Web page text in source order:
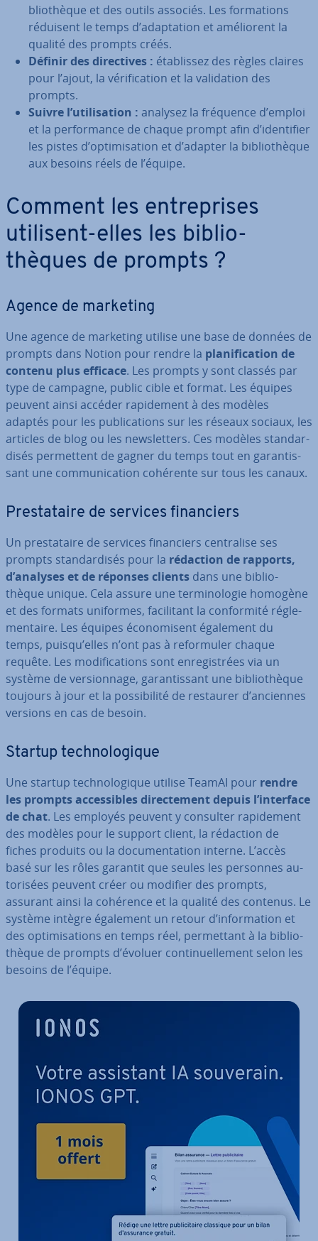
blio­thèque et des outils associés. Les for­ma­tions
réduisent le temps d’adap­ta­tion et amé­lio­rent la
qualité des prompts créés.
Définir des di­rec­tives : éta­blis­sez des règles claires
pour l’ajout, la vé­ri­fi­ca­tion et la va­li­da­tion des
prompts.
Suivre l’uti­li­sa­tion : analysez la fréquence d’emploi
et la per­for­mance de chaque prompt afin d’iden­ti­fier
les pistes d’op­ti­mi­sa­tion et d’adapter la bi­blio­thèque
aux besoins réels de l’équipe.
Comment les en­tre­prises
utilisent-elles les bi­blio­
thèques de prompts ?
Agence de marketing
Une agence de marketing utilise une base de données de
prompts dans Notion pour rendre la pla­ni­fi­ca­tion de
contenu plus efficace. Les prompts y sont classés par
type de campagne, public cible et format. Les équipes
peuvent ainsi accéder ra­pi­de­ment à des modèles
adaptés pour les pu­bli­ca­tions sur les réseaux sociaux, les
articles de blog ou les news­let­ters. Ces modèles stan­dar­
di­sés per­met­tent de gagner du temps tout en ga­ran­tis­
sant une com­mu­ni­ca­tion cohérente sur tous les canaux.
Pres­ta­taire de services fi­nan­ciers
Un pres­ta­taire de services fi­nan­ciers cen­tra­lise ses
prompts stan­dar­di­sés pour la rédaction de rapports,
d’analyses et de réponses clients dans une bi­blio­
thèque unique. Cela assure une ter­mi­no­lo­gie homogène
et des formats uniformes, fa­ci­li­tant la con­for­mité ré­gle­
men­taire. Les équipes éco­no­mi­sent également du
temps, puisqu’elles n’ont pas à re­for­mu­ler chaque
requête. Les mo­di­fi­ca­tions sont en­re­gis­trées via un
système de ver­sion­nage, ga­ran­tis­sant une bi­blio­thèque
toujours à jour et la pos­si­bi­lité de restaurer d’anciennes
versions en cas de besoin.
Startup tech­no­lo­gique
Une startup tech­no­lo­gique utilise TeamAI pour rendre
les prompts ac­ces­sibles di­rec­te­ment depuis l’interface
de chat. Les employés peuvent y consulter ra­pi­de­ment
des modèles pour le support client, la rédaction de
fiches produits ou la do­cu­men­ta­tion interne. L’accès
basé sur les rôles garantit que seules les personnes au­
to­ri­sées peuvent créer ou modifier des prompts,
assurant ainsi la cohérence et la qualité des contenus. Le
système intègre également un retour d’in­for­ma­tion et
des op­ti­mi­sa­tions en temps réel, per­met­tant à la bi­blio­
thèque de prompts d’évoluer con­ti­nuel­le­ment selon les
besoins de l’équipe.